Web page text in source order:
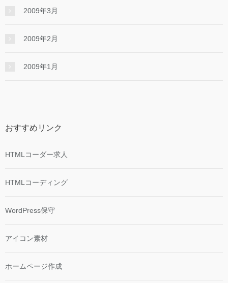
2009年3月
2009年2月
2009年1月
おすすめリンク
HTMLコーダー求人
HTMLコーディング
WordPress保守
アイコン素材
ホームページ作成